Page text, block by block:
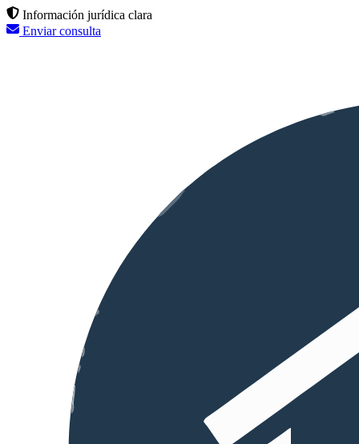
Información jurídica clara
Enviar consulta